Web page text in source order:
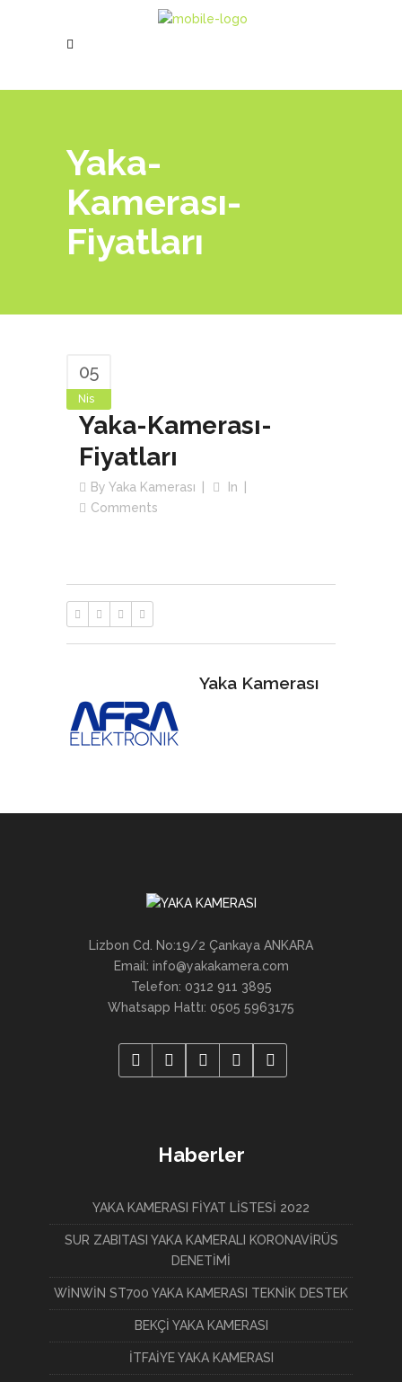
Yaka-
Kamerası-
Fiyatları
05
Nis
Yaka-Kamerası-
Fiyatları
By Yaka Kamerası
In
Comments
Yaka Kamerası
Lizbon Cd. No:19/2 Çankaya ANKARA
Email: info@yakakamera.com
Telefon: 0312 911 3895
Whatsapp Hattı: 0505 5963175
Haberler
YAKA KAMERASI FİYAT LİSTESİ 2022
SUR ZABITASI YAKA KAMERALI KORONAVİRÜS
DENETİMİ
WİNWİN ST700 YAKA KAMERASI TEKNİK DESTEK
BEKÇİ YAKA KAMERASI
İTFAİYE YAKA KAMERASI